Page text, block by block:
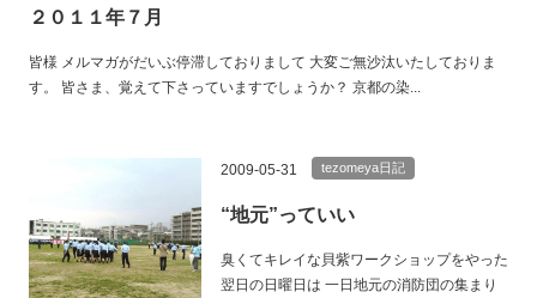
２０１１年７月
皆様 メルマガがだいぶ停滞しておりまして 大変ご無沙汰いたしておりま
す。 皆さま、覚えて下さっていますでしょうか？ 京都の染...
2009-05-31 tezomeya日記
“地元”っていい
臭くてキレイな貝紫ワークショップをやった
翌日の日曜日は 一日地元の消防団の集まり